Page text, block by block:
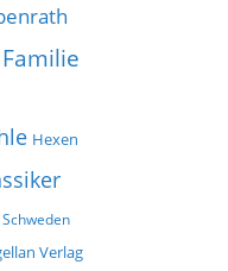
Familie
Hexen
Verlag